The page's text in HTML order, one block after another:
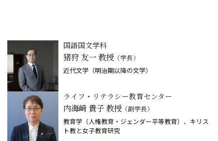
国語国文学科
猪狩 友一 教授 （学長）
近代文学（明治期以降の文学）
ライフ・リテラシー教育センター
内海﨑 貴子 教授 （副学長）
教育学（人権教育・ジェンダー平等教育）、キリス
ト教と女子教育研究